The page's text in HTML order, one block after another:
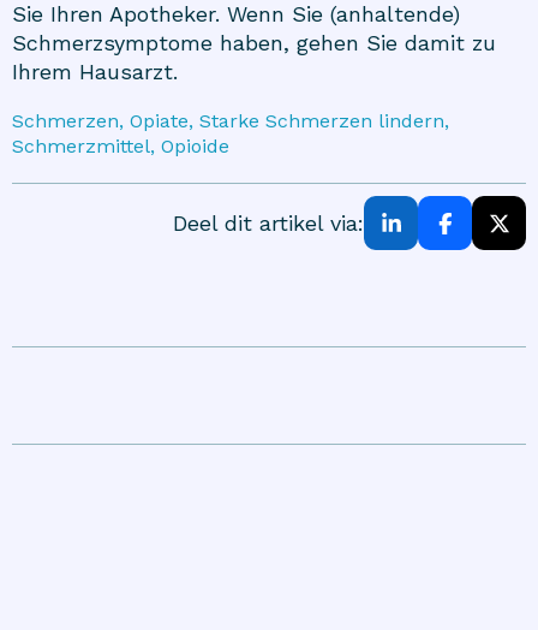
Sie Ihren Apotheker. Wenn Sie (anhaltende)
Schmerzsymptome haben, gehen Sie damit zu
Ihrem Hausarzt.
Schmerzen, Opiate, Starke Schmerzen lindern,
Schmerzmittel, Opioide
Deel dit artikel via: